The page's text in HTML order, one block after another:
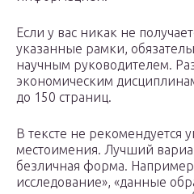
Если у вас никак не
указанные рамки,
научным руководителем.
экономическим
до 150 страниц.
В тексте не рекомендуется
местоимения. Лучший
безличная форма.
исследование», «данные